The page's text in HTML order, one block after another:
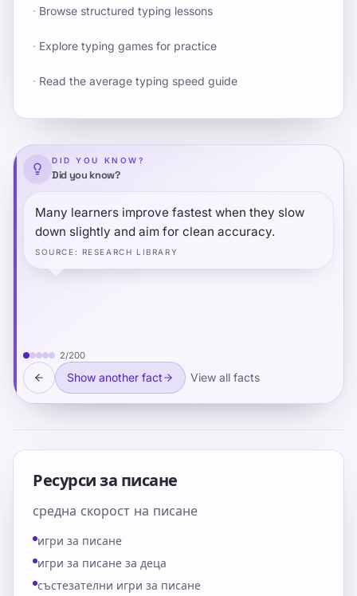
· Browse structured typing lessons
· Explore typing games for practice
· Read the average typing speed guide
DID YOU KNOW?
Did you know?
Many learners improve fastest when they slow
down slightly and aim for clean accuracy.
SOURCE : RESEARCH LIBRARY
2/200
Show another fact View all facts
Ресурси за писане
средна скорост на писане
игри за писане
игри за писане за деца
състезателни игри за писане